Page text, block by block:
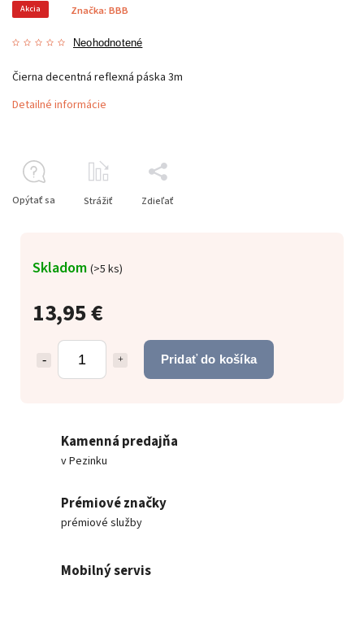
Akcia
Neohodnotené
Značka: BBB
13,95 €
Pridať do košíka
Skladom (>5 ks)
Čierna decentná reflexná páska 3m
Detailné informácie
Opýtať sa Strážiť Zdieľať
Kamenná predajňa
v Pezinku
Prémiové značky
prémiové služby
Mobilný servis